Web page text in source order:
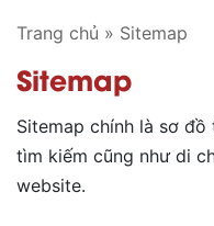
Trang chủ » Sitemap
Sitemap
Sitemap chính là sơ
tìm kiếm cũng như di
website.